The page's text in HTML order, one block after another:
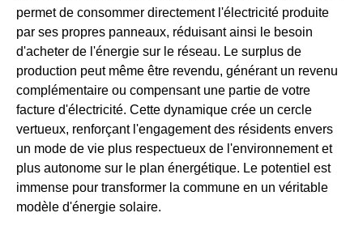
permet de consommer directement l'électricité produite
par ses propres panneaux, réduisant ainsi le besoin
d'acheter de l'énergie sur le réseau. Le surplus de
production peut même être revendu, générant un revenu
complémentaire ou compensant une partie de votre
facture d'électricité. Cette dynamique crée un cercle
vertueux, renforçant l'engagement des résidents envers
un mode de vie plus respectueux de l'environnement et
plus autonome sur le plan énergétique. Le potentiel est
immense pour transformer la commune en un véritable
modèle d'énergie solaire.